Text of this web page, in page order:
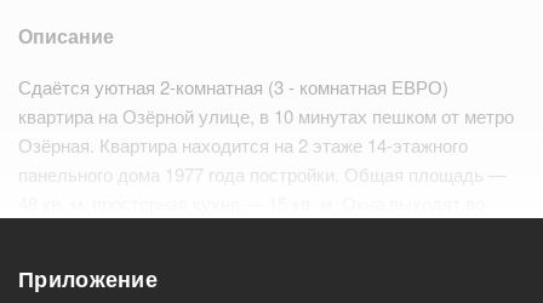
Описание
Сдаётся уютная 2-комнатная (3 - комнатная ЕВРО)
квартира на Озёрной улице, в 10 минутах пешком от метро
Озёрная. Квартира находится на 2 этаже 14-этажного
панельного дома 1977 года постройки. Общая площадь —
Приложение